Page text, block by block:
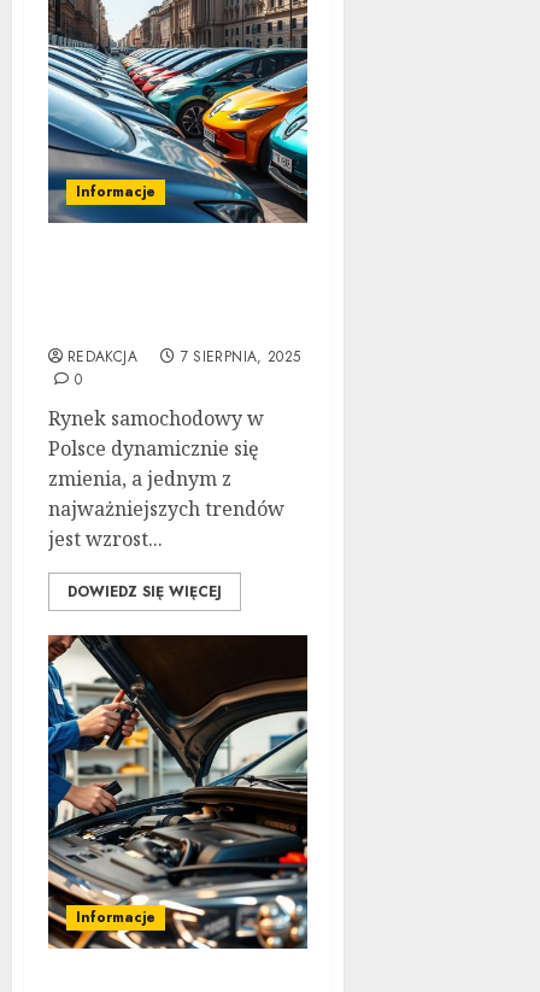
Informacje
REDAKCJA
7 SIERPNIA, 2025
0
Rynek samochodowy w
Polsce dynamicznie się
zmienia, a jednym z
najważniejszych trendów
jest wzrost...
DOWIEDZ SIĘ WIĘCEJ
Informacje